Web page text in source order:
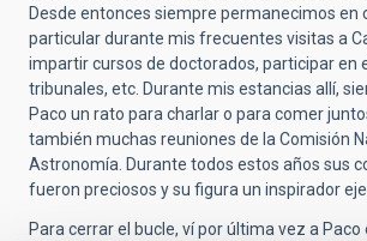
Desde entonces siempre permanecimos en
particular durante mis frecuentes visitas a
impartir cursos de doctorados, participar en
tribunales, etc. Durante mis estancias allí,
Paco un rato para charlar o para comer
también muchas reuniones de la Comisión
Astronomía. Durante todos estos años sus
fueron preciosos y su figura un inspirador
Para cerrar el bucle, ví por última vez a Paco